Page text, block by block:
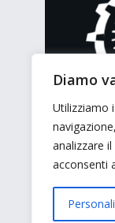
Diamo
Utilizziamo
analizzare
acconsenti
E’
7/5/